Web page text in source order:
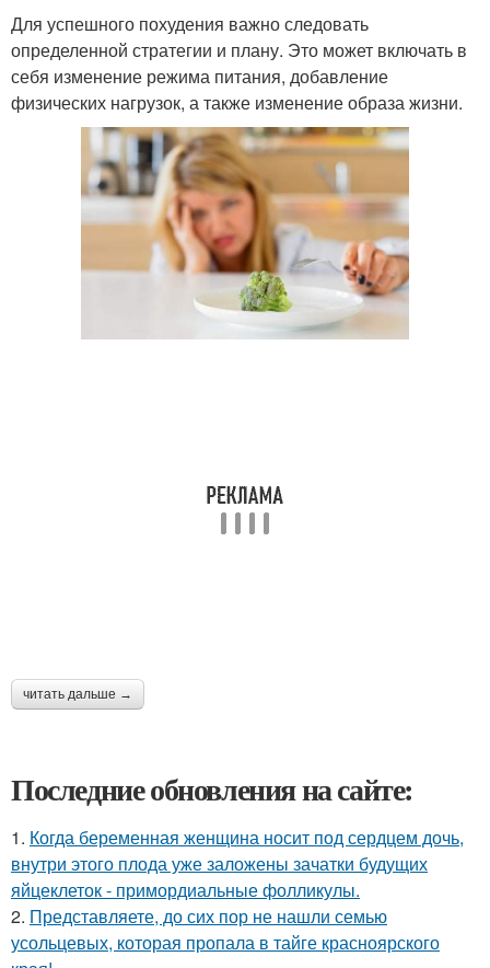
Для успешного похудения важно следовать
определенной стратегии и плану. Это может включать в
себя изменение режима питания, добавление
физических нагрузок, а также изменение образа жизни.
читать дальше →
Последние обновления на сайте:
1. Когда беременная женщина носит под сердцем дочь,
внутри этого плода уже заложены зачатки будущих
яйцеклеток - примордиальные фолликулы.
2. Представляете, до сих пор не нашли семью
усольцевых, которая пропала в тайге красноярского